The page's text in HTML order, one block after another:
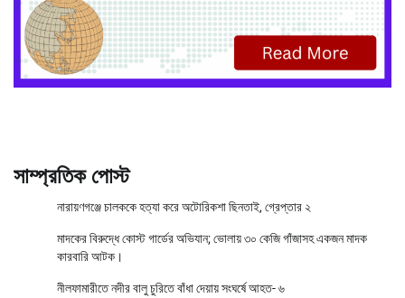
সাম্প্রতিক পোস্ট
নারায়ণগঞ্জে চালককে হত্যা করে অটোরিকশা ছিনতাই, গ্রেপ্তার ২
মাদকের বিরুদ্ধে কোস্ট গার্ডের অভিযান; ভোলায় ৩০ কেজি গাঁজাসহ একজন মাদক
কারবারি আটক।
নীলফামারীতে নদীর বালু চুরিতে বাঁধা দেয়ায় সংঘর্ষে আহত- ৬